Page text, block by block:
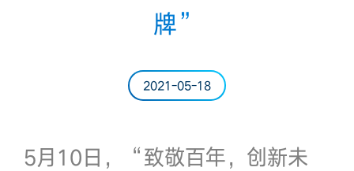
牌”
2021-05-18
5月10日，“致敬百年，创新未